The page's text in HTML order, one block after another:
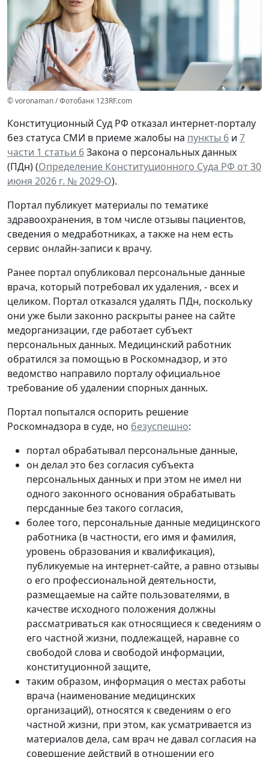
© voronaman / Фотобанк 123RF.com
Конституционный Суд РФ отказал интернет-порталу
без статуса СМИ в приеме жалобы на пункты 6 и 7
части 1 статьи 6Закона о персональных данных
(ПДн) (Определение Конституционного Суда РФ от 30
июня 2026 г. № 2029-О).
Портал публикует материалы по тематике
здравоохранения, в том числе отзывы пациентов,
сведения о медработниках, а также на нем есть
сервис онлайн-записи к врачу.
Ранее портал опубликовал персональные данные
врача, который потребовал их удаления, - всех и
целиком. Портал отказался удалять ПДн, поскольку
они уже были законно раскрыты ранее на сайте
медорганизации, где работает субъект
персональных данных. Медицинский работник
обратился за помощью в Роскомнадзор, и это
ведомство направило порталу официальное
требование об удалении спорных данных.
Портал попытался оспорить решение
Роскомнадзора в суде, но безуспешно:
портал обрабатывал персональные данные,
он делал это без согласия субъекта
персональных данных и при этом не имел ни
одного законного основания обрабатывать
персданные без такого согласия,
более того, персональные данные медицинского
работника (в частности, его имя и фамилия,
уровень образования и квалификация),
публикуемые на интернет-сайте, а равно отзывы
о его профессиональной деятельности,
размещаемые на сайте пользователями, в
качестве исходного положения должны
рассматриваться как относящиеся к сведениям о
его частной жизни, подлежащей, наравне со
свободой слова и свободой информации,
конституционной защите,
таким образом, информация о местах работы
врача (наименование медицинских
организаций), относятся к сведениям о его
частной жизни, при этом, как усматривается из
материалов дела, сам врач не давал согласия на
совершение действий в отношении его